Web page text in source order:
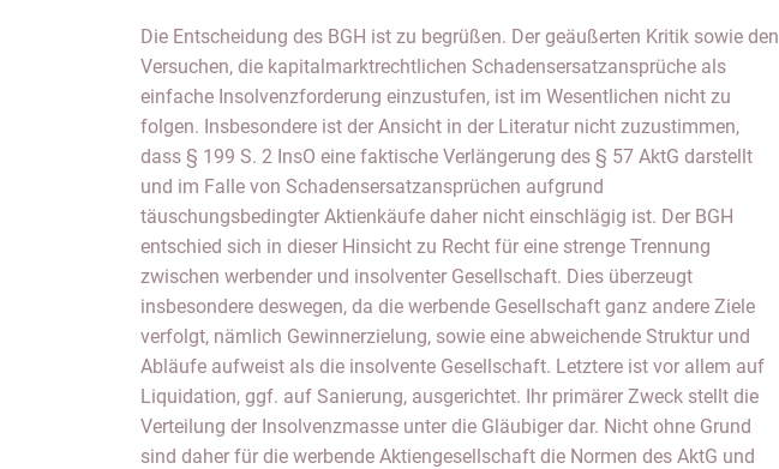
Die Entscheidung des BGH ist zu begrüßen. Der geäußerten Kritik sowie den
Versuchen, die kapitalmarktrechtlichen Schadensersatzansprüche als
einfache Insolvenzforderung einzustufen, ist im Wesentlichen nicht zu
folgen. Insbesondere ist der Ansicht in der Literatur nicht zuzustimmen,
dass § 199 S. 2 InsO eine faktische Verlängerung des § 57 AktG darstellt
und im Falle von Schadensersatzansprüchen aufgrund
täuschungsbedingter Aktienkäufe daher nicht einschlägig ist. Der BGH
entschied sich in dieser Hinsicht zu Recht für eine strenge Trennung
zwischen werbender und insolventer Gesellschaft. Dies überzeugt
insbesondere deswegen, da die werbende Gesellschaft ganz andere Ziele
verfolgt, nämlich Gewinnerzielung, sowie eine abweichende Struktur und
Abläufe aufweist als die insolvente Gesellschaft. Letztere ist vor allem auf
Liquidation, ggf. auf Sanierung, ausgerichtet. Ihr primärer Zweck stellt die
Verteilung der Insolvenzmasse unter die Gläubiger dar. Nicht ohne Grund
sind daher für die werbende Aktiengesellschaft die Normen des AktG und